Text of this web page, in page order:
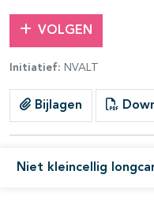
VOLGEN
Initiatief: NVALT
Bijlagen
Niet kleincellig
open- en
open- en